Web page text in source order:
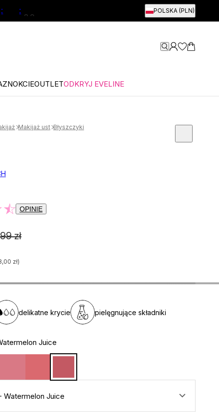
: : 9 POLSKA (PLN)
OUTLETODKRYJ EVELINE
Makijaż ust Błyszczyki
OPINIE
zł
zł)
delikatne krycie pielęgnujące składniki
Juice
Watermelon Juice